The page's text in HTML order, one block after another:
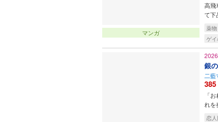
マンガ
高飛
て下
薬物
ゲ
銀
二藍
385
「
れを
恋